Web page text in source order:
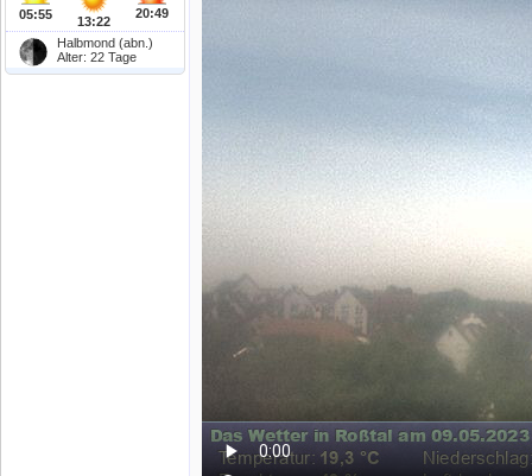
05:55 13:22
20:49
Halbmond (abn.)
Alter: 22 Tage